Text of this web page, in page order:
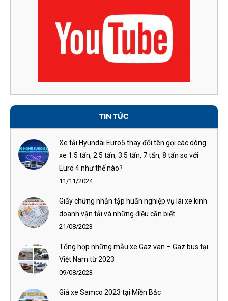
TIN TỨC
Xe tải Hyundai Euro5 thay đổi tên gọi các dòng
xe 1.5 tấn, 2.5 tấn, 3.5 tấn, 7 tấn, 8 tấn so với
Euro 4 như thế nào?
11/11/2024
Giấy chứng nhận tập huấn nghiệp vụ lái xe kinh
doanh vận tải và những điều cần biết
21/08/2023
Tổng hợp những mẫu xe Gaz van – Gaz bus tại
Việt Nam từ 2023
09/08/2023
Giá xe Samco 2023 tại Miền Bắc